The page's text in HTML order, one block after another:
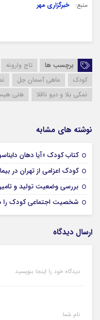
منبع: خبرگزاری مهر
برچسب ها تاج وارونه
کودک
ماهی آسمان جل
نمکی بلا و دیو ناقلا
هتی
نوشته های مشابه
کتاب کودک «آیا دهان
کودک اعزامی از تهران در
بررسی وضعیت تولید و تامین
شخصیت اجتماعی کودک را
ارسال دیدگاه
دیدگاه خود را اینجا بنویسید
نام شما